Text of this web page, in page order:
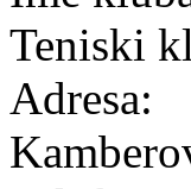
Teniski
Adresa: